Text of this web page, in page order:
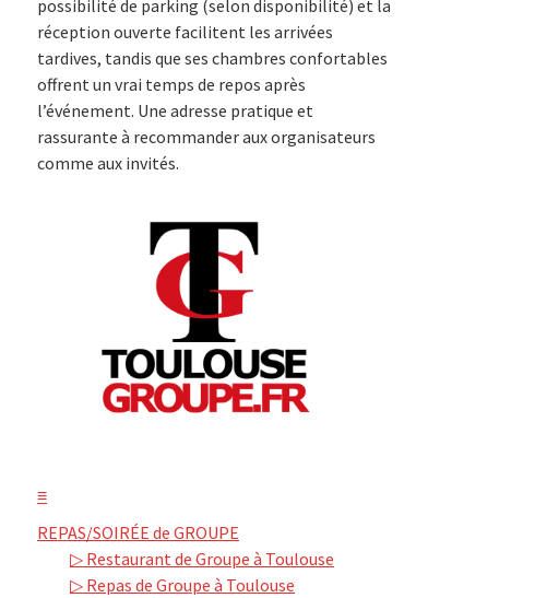
possibilité de parking (selon disponibilité) et la
réception ouverte facilitent les arrivées
tardives, tandis que ses chambres confortables
offrent un vrai temps de repos après
l’événement. Une adresse pratique et
rassurante à recommander aux organisateurs
comme aux invités.
≡
REPAS/SOIRÉE de GROUPE
▷ Restaurant de Groupe à Toulouse
▷ Repas de Groupe à Toulouse